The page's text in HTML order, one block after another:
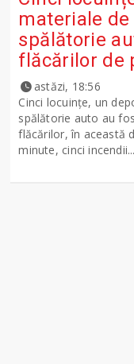
materiale
spălătorie
flăcărilor de
astăzi, 18:56
Cinci locuințe, un
spălătorie auto au
flăcărilor, în această
minute, cinci incendii...